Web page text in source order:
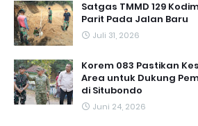
Satgas TMMD 129
Parit Pada Jalan Baru
Juli 31, 2026
Korem 083 Pastikan
Area untuk Dukung
di Situbondo
Juni 24, 2026